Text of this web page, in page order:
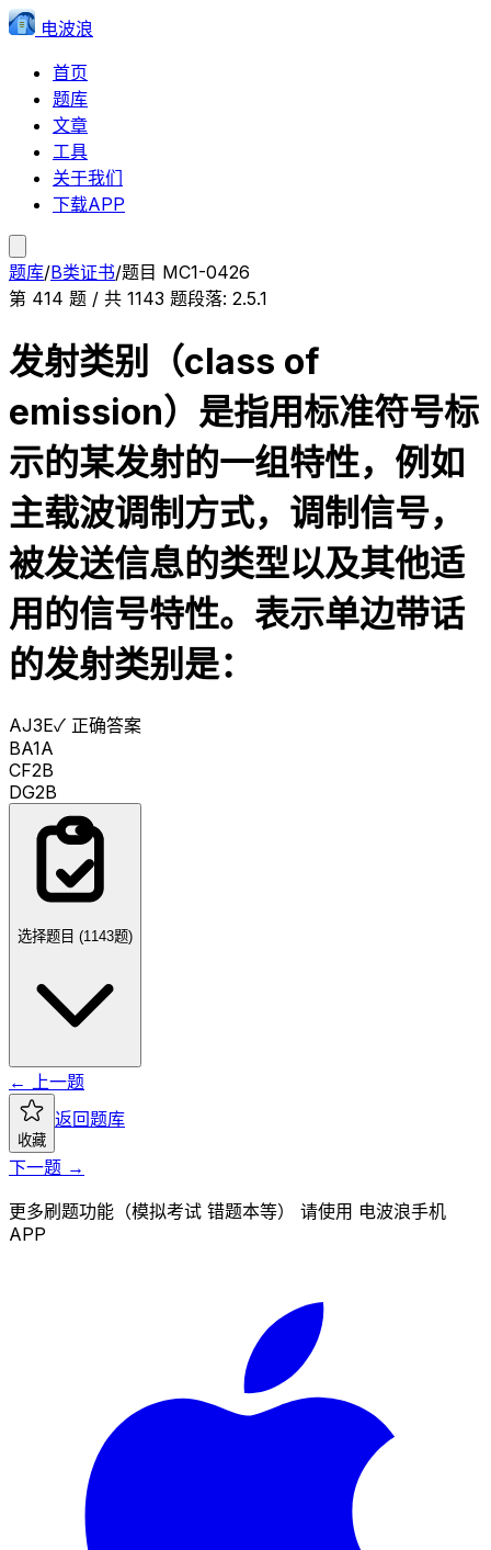
电波浪
首页
题库
文章
工具
关于我们
下载APP
题库/B类证书/题目 MC1-0426
第 414 题 / 共 1143 题段落: 2.5.1
发射类别（class of
emission）是指用标准符号标
示的某发射的一组特性，例如
主载波调制方式，调制信号，
被发送信息的类型以及其他适
用的信号特性。表示单边带话
的发射类别是：
AJ3E✓ 正确答案
BA1A
CF2B
DG2B
选择题目 (1143题)
← 上一题
收藏
返回题库
下一题 →
更多刷题功能（模拟考试 错题本等） 请使用 电波浪手机
APP